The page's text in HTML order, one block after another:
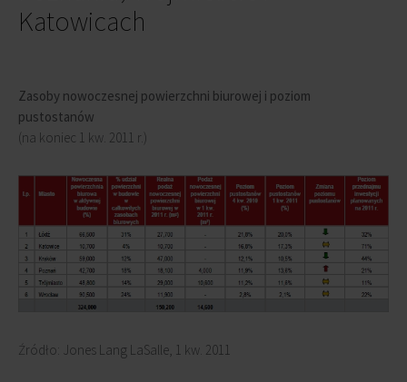
Katowicach
Zasoby nowoczesnej powierzchni biurowej i poziom
pustostanów
(na koniec 1 kw. 2011 r.)
Źródło: Jones Lang LaSalle, 1 kw. 2011